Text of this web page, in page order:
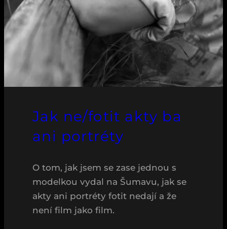
Jak ne/fotit akty ba
ani portréty
O tom, jak jsem se zase jednou s
modelkou vydal na Šumavu, jak se
akty ani portréty fotit nedají a že
není film jako film.